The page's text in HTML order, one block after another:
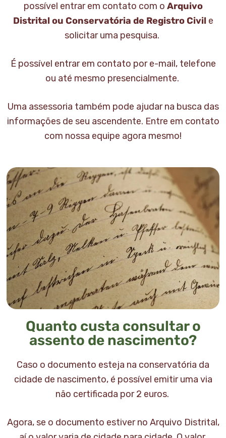
possível entrar em contato com o Arquivo
Distrital ou Conservatória de Registro Civil e
solicitar uma pesquisa.
É possível entrar em contato por e-mail, telefone
ou até mesmo presencialmente.
Uma assessoria também pode ajudar na busca das
informações de seu ascendente. Entre em contato
com nossa equipe agora mesmo!
Quanto custa consultar o
assento de nascimento?
Caso o documento esteja na conservatória da
cidade de nascimento, é possível emitir uma via
não certificada por 2 euros.
Agora, se o documento estiver no Arquivo Distrital,